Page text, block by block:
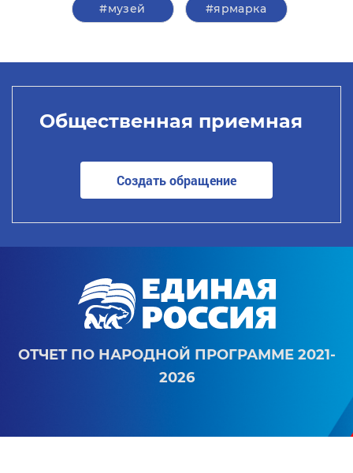
#музей #ярмарка
Общественная приемная
Создать обращение
ОТЧЕТ ПО НАРОДНОЙ ПРОГРАММЕ 2021-
2026